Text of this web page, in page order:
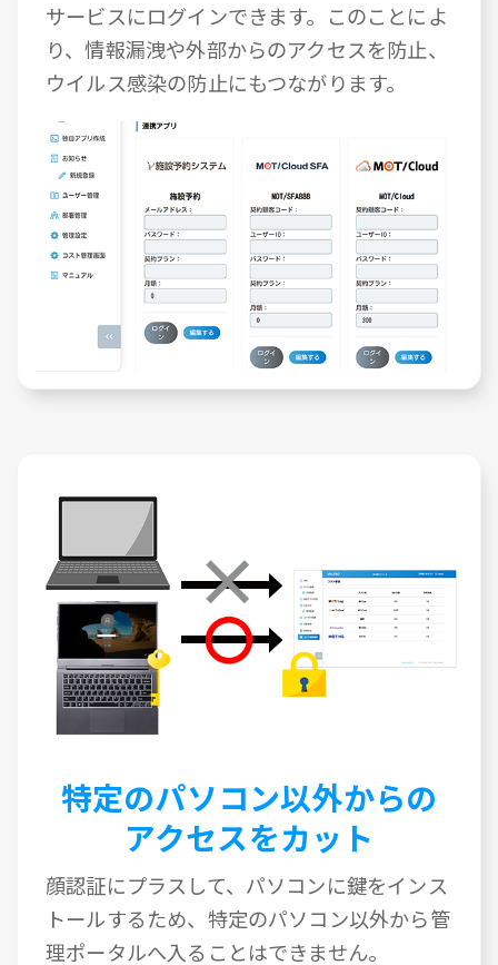
サービスにログインできます。このことによ
り、情報漏洩や外部からのアクセスを防止、
ウイルス感染の防止にもつながります。
特定のパソコン以外からの
アクセスをカット
顔認証にプラスして、パソコンに鍵をインス
トールするため、特定のパソコン以外から管
理ポータルへ入ることはできません。